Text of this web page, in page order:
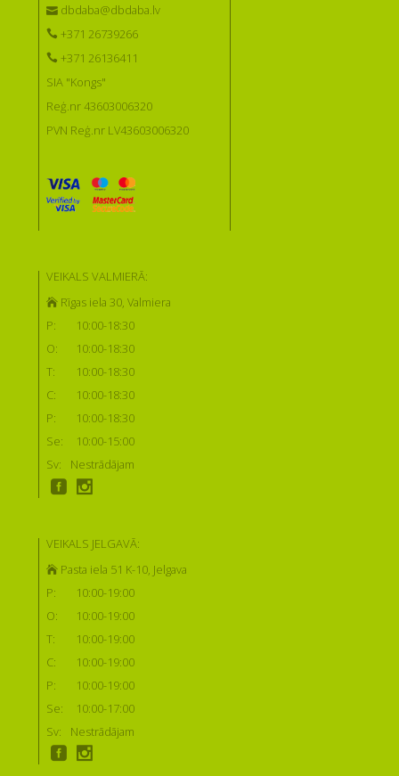
dbdaba@dbdaba.lv
+371 26739266
+371 26136411
SIA "Kongs"
Reģ.nr 43603006320
PVN Reģ.nr LV43603006320
VEIKALS VALMIERĀ:
Rīgas iela 30, Valmiera
P:
10:00-18:30
O:
10:00-18:30
T:
10:00-18:30
C:
10:00-18:30
P:
10:00-18:30
Se:
10:00-15:00
Sv:
Nestrādājam
VEIKALS JELGAVĀ:
Pasta iela 51 K-10, Jelgava
P:
10:00-19:00
O:
10:00-19:00
T:
10:00-19:00
C:
10:00-19:00
P:
10:00-19:00
Se:
10:00-17:00
Sv:
Nestrādājam